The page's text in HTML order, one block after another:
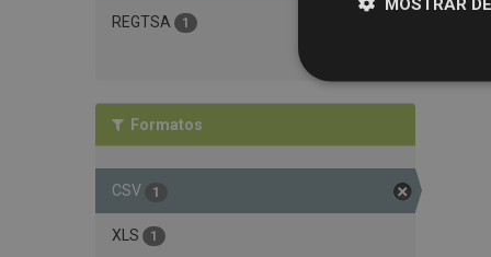
REGTSA 1
Formatos
CSV 1
XLS 1